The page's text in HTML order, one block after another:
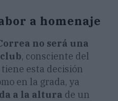
a homenaje
no será una
, consciente del
esta decisión
en la grada, ya
a la altura de un